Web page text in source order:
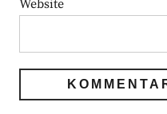
Website